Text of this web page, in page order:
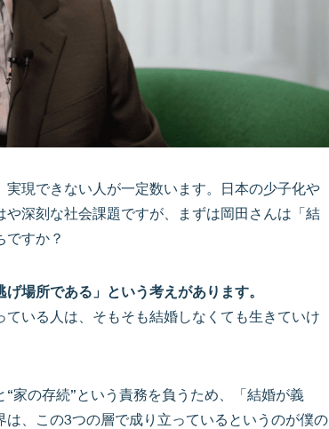
現できない人が一定数います。日本の少子化や
深刻な社会課題ですが、まずは岡田さんは「結
ですか？
げ場所である」という考えがあります。
いる人は、そもそも結婚しなくても生きていけ
家の存続”という責務を負うため、「結婚が義
、この3つの層で成り立っているというのが僕の